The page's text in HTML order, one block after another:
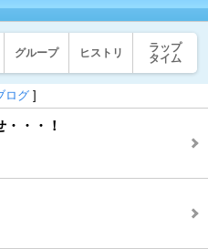
グループ ヒストリ
ラップ
タイム
ログ ]
・・！